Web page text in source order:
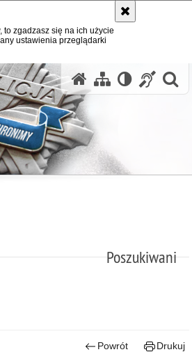
to zgadzasz się na ich użycie
ustawienia przeglądarki
Poszukiwani
Powrót Drukuj